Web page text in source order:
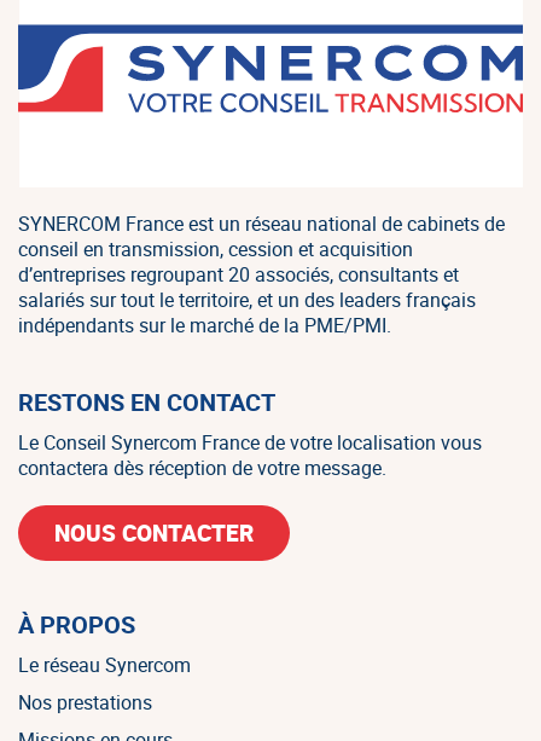
SYNERCOM France est un réseau national de cabinets de
conseil en transmission, cession et acquisition
d’entreprises regroupant 20 associés, consultants et
salariés sur tout le territoire, et un des leaders français
indépendants sur le marché de la PME/PMI.
RESTONS EN CONTACT
Le Conseil Synercom France de votre localisation vous
contactera dès réception de votre message.
NOUS CONTACTER
À PROPOS
Le réseau Synercom
Nos prestations